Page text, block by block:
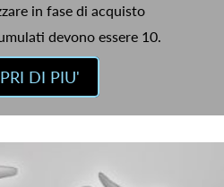
in fase di acquisto
devono essere 10.
DI PIU'